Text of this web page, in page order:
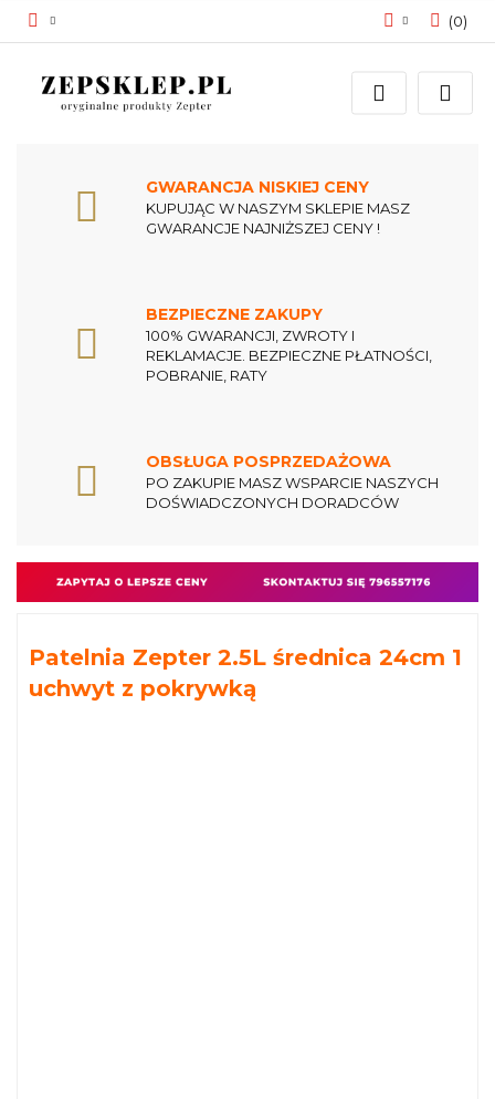
Zaloguj się
Zarejestruj się
(0)
GWARANCJA NISKIEJ CENY
KUPUJĄC W NASZYM SKLEPIE MASZ
GWARANCJE NAJNIŻSZEJ CENY !
BEZPIECZNE ZAKUPY
100% GWARANCJI, ZWROTY I
REKLAMACJE. BEZPIECZNE PŁATNOŚCI,
POBRANIE, RATY
OBSŁUGA POSPRZEDAŻOWA
PO ZAKUPIE MASZ WSPARCIE NASZYCH
DOŚWIADCZONYCH DORADCÓW
Patelnia Zepter 2.5L średnica 24cm 1
uchwyt z pokrywką